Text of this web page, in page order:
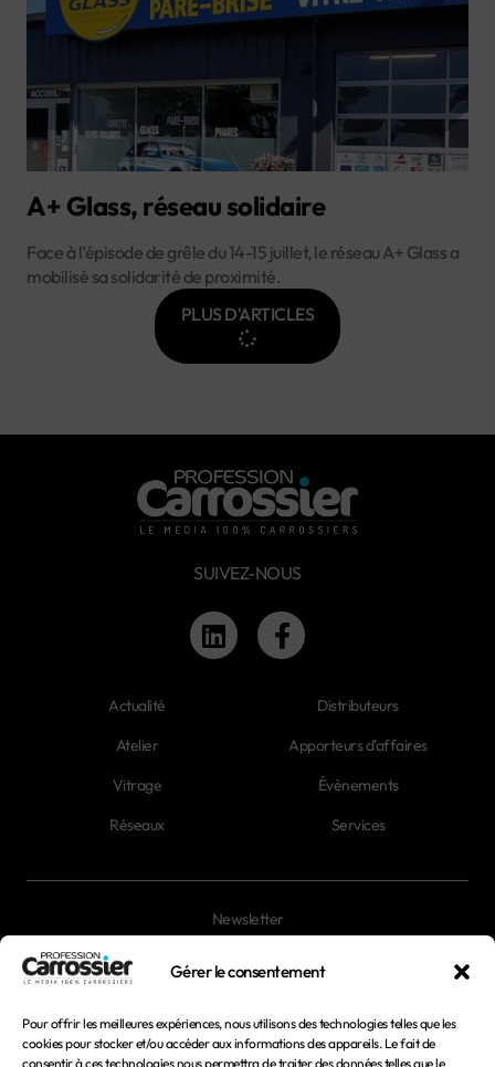
Gérer le consentement
Pour offrir les meilleures expériences, nous utilisons des technologies telles que les
cookies pour stocker et/ou accéder aux informations des appareils. Le fait de
consentir à ces technologies nous permettra de traiter des données telles que le
A+ Glass, réseau solidaire
Face à l’épisode de grêle du 14-15 juillet, le réseau A+ Glass a
mobilisé sa solidarité de proximité.
PLUS D'ARTICLES
SUIVEZ-NOUS
Actualité
Atelier
Vitrage
Réseaux
Distributeurs
Apporteurs d'affaires
Évènements
Services
Newsletter
Mentions légales